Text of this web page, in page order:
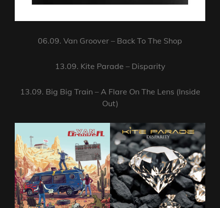
06.09. Van Groover – Back To The Shop
13.09. Kite Parade – Disparity
13.09. Big Big Train – A Flare On The Lens (Inside
Out)